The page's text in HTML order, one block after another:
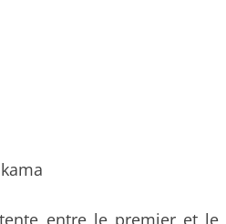
entre le premier et le